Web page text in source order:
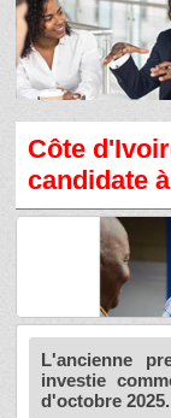
Côte
candidate
L'ancienne
investie
d'octobre 2025.